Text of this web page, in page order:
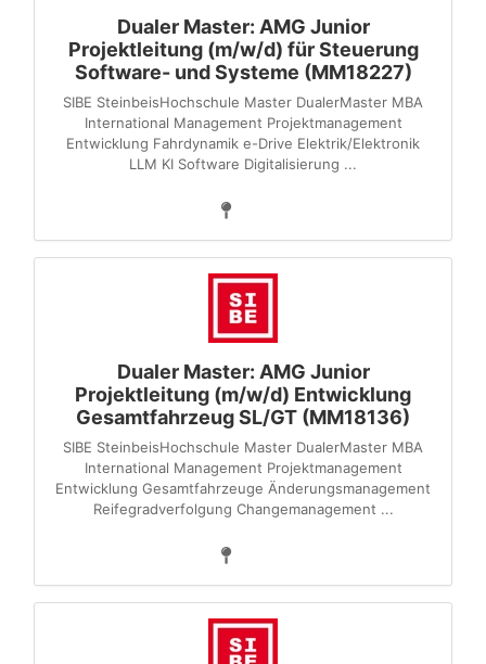
Dualer Master: AMG Junior
Projektleitung (m/w/d) für Steuerung
Software- und Systeme (MM18227)
SIBE SteinbeisHochschule Master DualerMaster MBA
International Management Projektmanagement
Entwicklung Fahrdynamik e-Drive Elektrik/Elektronik
LLM KI Software Digitalisierung ...
Dualer Master: AMG Junior
Projektleitung (m/w/d) Entwicklung
Gesamtfahrzeug SL/GT (MM18136)
SIBE SteinbeisHochschule Master DualerMaster MBA
International Management Projektmanagement
Entwicklung Gesamtfahrzeuge Änderungsmanagement
Reifegradverfolgung Changemanagement ...